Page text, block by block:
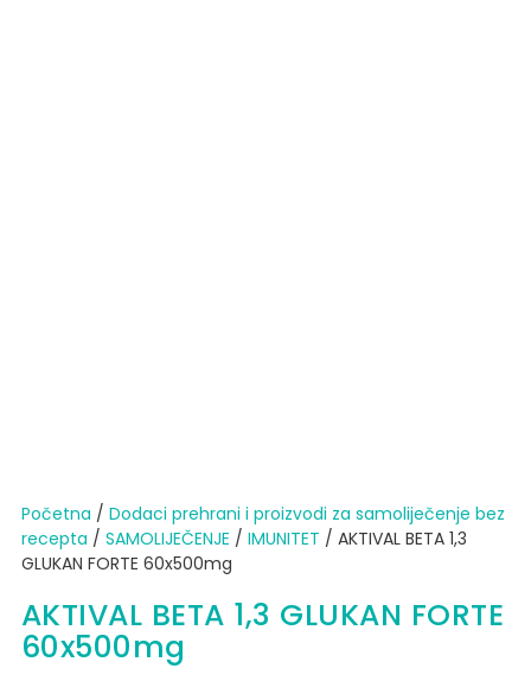
Početna / Dodaci prehrani i proizvodi za samoliječenje bez
recepta / SAMOLIJEČENJE / IMUNITET / AKTIVAL BETA 1,3
GLUKAN FORTE 60x500mg
AKTIVAL BETA 1,3 GLUKAN FORTE
60x500mg